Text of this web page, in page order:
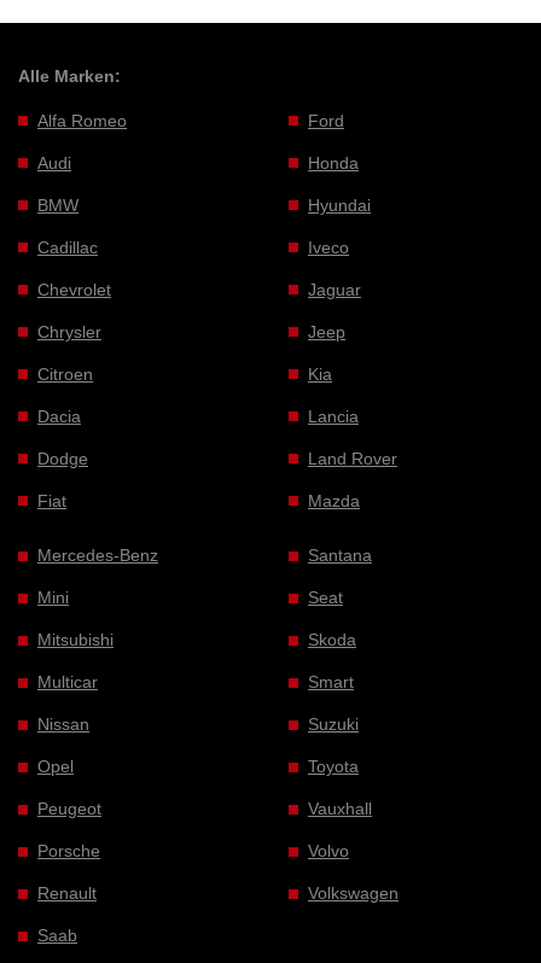
Alle Marken:
Alfa Romeo
Audi
BMW
Cadillac
Chevrolet
Chrysler
Citroen
Dacia
Dodge
Fiat
Ford
Honda
Hyundai
Iveco
Jaguar
Jeep
Kia
Lancia
Land Rover
Mazda
Mercedes-Benz
Mini
Mitsubishi
Multicar
Nissan
Opel
Peugeot
Porsche
Renault
Saab
Santana
Seat
Skoda
Smart
Suzuki
Toyota
Vauxhall
Volvo
Volkswagen